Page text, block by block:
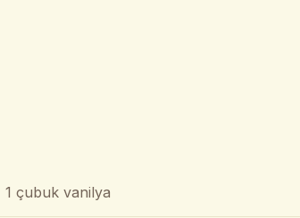
1 çubuk vanilya